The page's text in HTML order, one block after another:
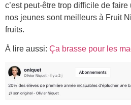
c’est peut-être trop difficile de
nos jeunes sont meilleurs à Fruit
fruits.
À lire aussi: Ça brasse pour les